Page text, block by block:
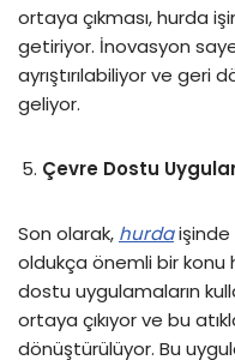
ortaya çıkması, hurda
getiriyor. İnovasyon
ayrıştırılabiliyor ve geri
geliyor.
Çevre Dostu
Son olarak, hurdaişinde
oldukça önemli bir konu
dostu uygulamaların
ortaya çıkıyor ve bu
dönüştürülüyor. Bu